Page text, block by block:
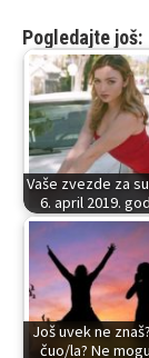
Pogledajte još:
Vaše zvezde za
6. april 2019.
Još uvek ne
čuo/la? Ne